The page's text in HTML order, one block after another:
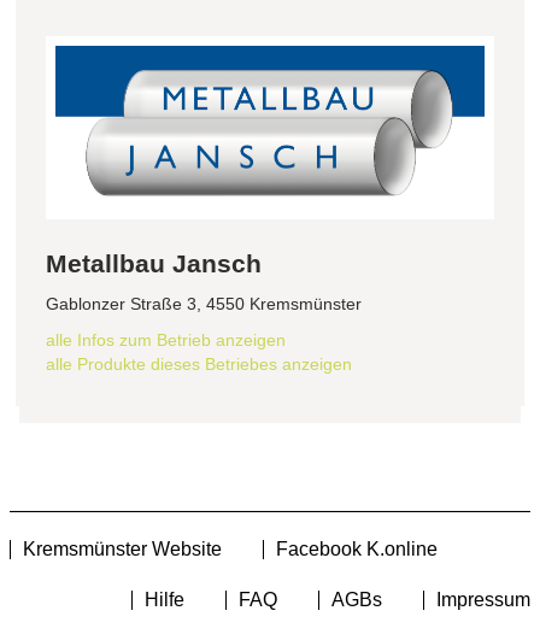
Metallbau Jansch
Gablonzer Straße 3, 4550 Kremsmünster
alle Infos zum Betrieb anzeigen
alle Produkte dieses Betriebes anzeigen
Kremsmünster Website Facebook K.online
Hilfe FAQ AGBs Impressum